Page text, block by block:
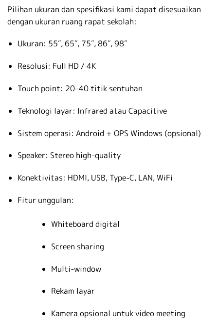
Pilihan ukuran dan spesifikasi kami dapat disesuaikan
dengan ukuran ruang rapat sekolah:
Ukuran: 55″, 65″, 75″, 86″, 98″
Resolusi: Full HD / 4K
Touch point: 20–40 titik sentuhan
Teknologi layar: Infrared atau Capacitive
Sistem operasi: Android + OPS Windows (opsional)
Speaker: Stereo high-quality
Konektivitas: HDMI, USB, Type-C, LAN, WiFi
Fitur unggulan:
Whiteboard digital
Screen sharing
Multi-window
Rekam layar
Kamera opsional untuk video meeting